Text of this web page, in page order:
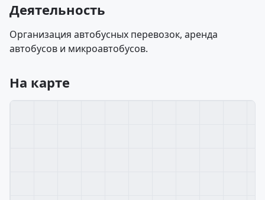
Деятельность
Организация автобусных перевозок, аренда
автобусов и микроавтобусов.
На карте